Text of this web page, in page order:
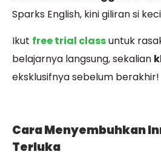
Sparks English, kini giliran si
Ikut free trial classuntuk
belajarnya langsung, sekalian
eksklusifnya sebelum berakhir!
Cara Menyembuhkan
Terluka